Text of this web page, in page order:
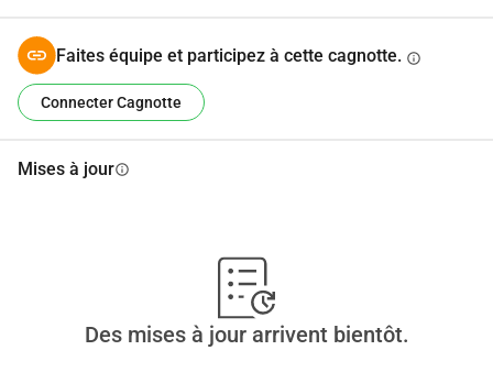
Faites équipe et participez à cette cagnotte. info
Connecter Cagnotte
Mises à jourinfo
Des mises à jour arrivent bientôt.